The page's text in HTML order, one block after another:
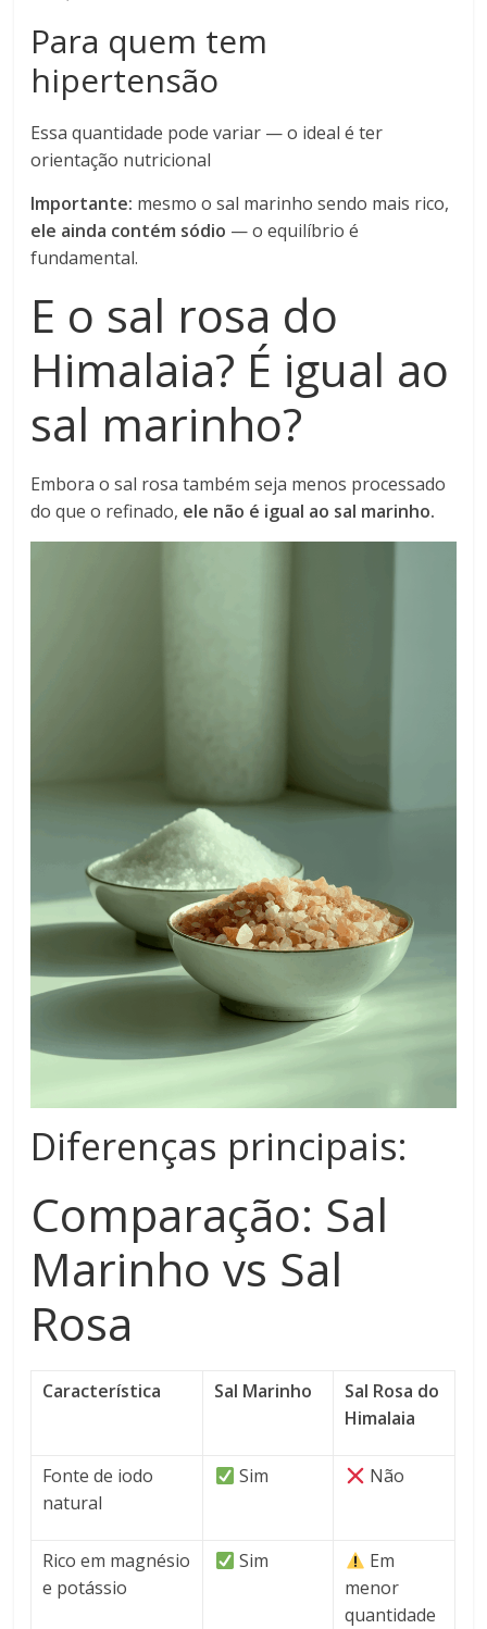
Para quem tem
hipertensão
Essa quantidade pode variar — o ideal é ter
orientação nutricional
Importante: mesmo o sal marinho sendo mais rico,
ele ainda contém sódio — o equilíbrio é
fundamental.
E o sal rosa do
Himalaia? É igual ao
sal marinho?
Embora o sal rosa também seja menos processado
do que o refinado, ele não é igual ao sal marinho.
Diferenças principais:
Comparação: Sal
Marinho vs Sal
Rosa
Característica Sal Marinho
Sal Rosa do
Himalaia
Fonte de iodo
natural
Sim Não
Rico em magnésio
e potássio
Sim
Em
menor
quantidade